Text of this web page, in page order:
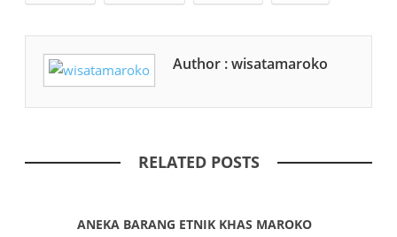
Author : wisatamaroko
RELATED POSTS
ANEKA BARANG ETNIK KHAS MAROKO